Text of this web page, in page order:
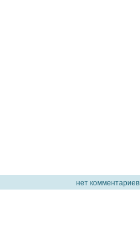
нет комментариев